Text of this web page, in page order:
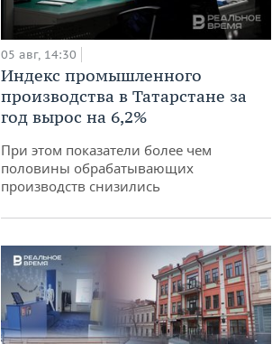
05 авг, 14:30
Индекс промышленного
производства в Татарстане за
год вырос на 6,2%
При этом показатели более чем
половины обрабатывающих
производств снизились